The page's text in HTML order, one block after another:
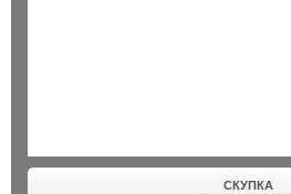
СКУПКА